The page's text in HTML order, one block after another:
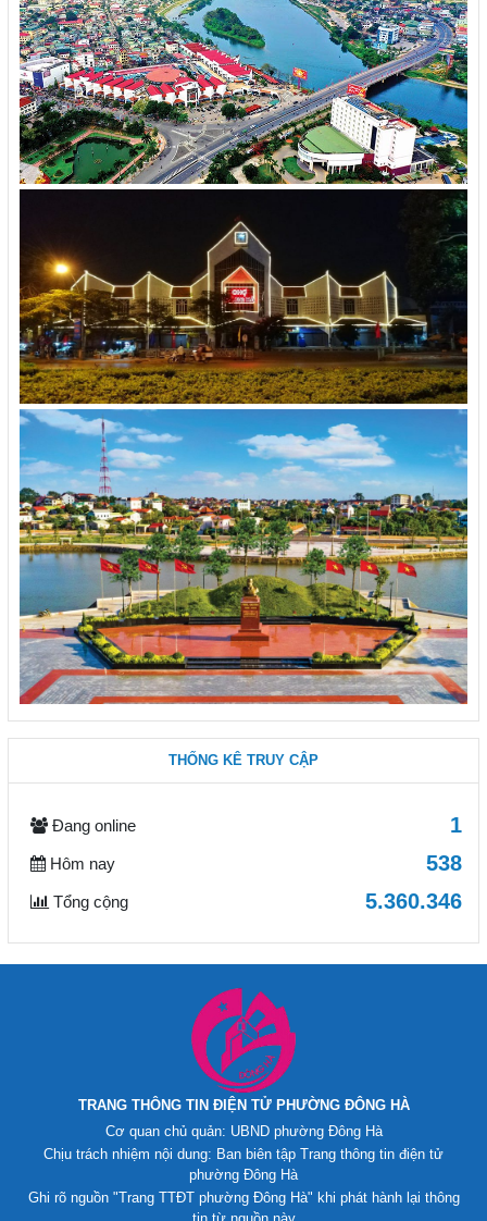
THỐNG KÊ TRUY CẬP
Đang online 1
Hôm nay 538
Tổng cộng 5.360.346
TRANG THÔNG TIN ĐIỆN TỬ PHƯỜNG ĐÔNG HÀ
Cơ quan chủ quản: UBND phường Đông Hà
Chịu trách nhiệm nội dung: Ban biên tập Trang thông tin điện tử
phường Đông Hà
Ghi rõ nguồn "Trang TTĐT phường Đông Hà" khi phát hành lại thông